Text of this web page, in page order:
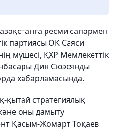
ресми сапармен
партиясы ОК Саяси
мүшесі, ҚХР Мемлекеттік
Дин Сюэсянды
хабарламасында.
қытай стратегиялық
және оны дамыту
Қасым-Жомарт Тоқаев